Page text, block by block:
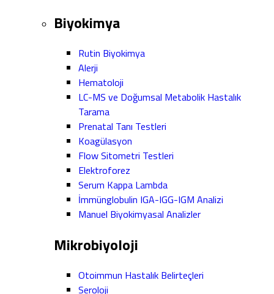
Biyokimya
Rutin Biyokimya
Alerji
Hematoloji
LC-MS ve Doğumsal Metabolik Hastalık
Tarama
Prenatal Tanı Testleri
Koagülasyon
Flow Sitometri Testleri
Elektroforez
Serum Kappa Lambda
İmmünglobulin IGA-IGG-IGM Analizi
Manuel Biyokimyasal Analizler
Mikrobiyoloji
Otoimmun Hastalık Belirteçleri
Seroloji